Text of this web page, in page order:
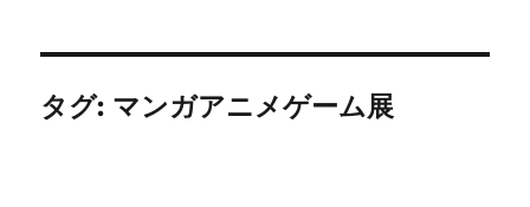
タグ: マンガアニメゲーム展